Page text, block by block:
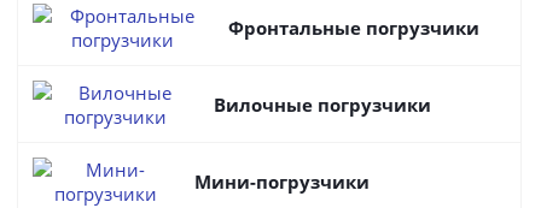
Фронтальные погрузчики
Вилочные погрузчики
Мини-погрузчики